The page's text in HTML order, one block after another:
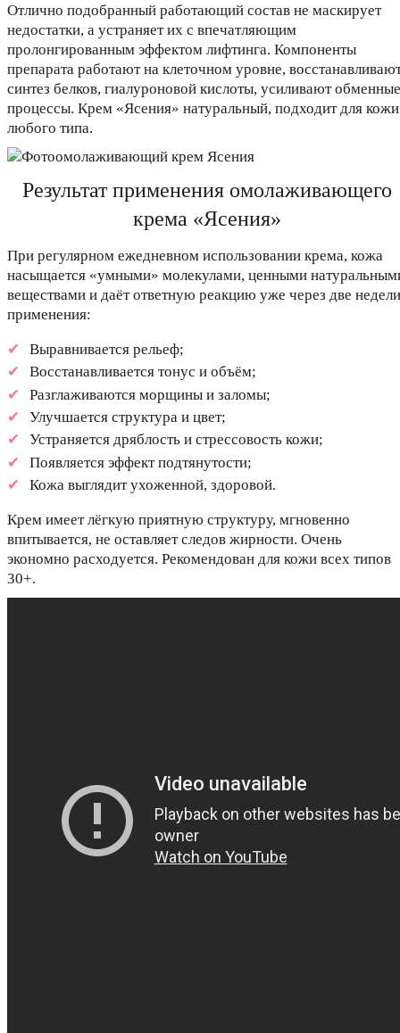
Отлично подобранный работающий состав не маскирует
недостатки, а устраняет их с впечатляющим
пролонгированным эффектом лифтинга. Компоненты
препарата работают на клеточном уровне,
синтез белков, гиалуроновой кислоты, усиливают обменные
процессы. Крем «Ясения» натуральный, подходит для кожи
любого типа.
Результат применения омолаживающего
крема «Ясения»
При регулярном ежедневном использовании крема, кожа
насыщается «умными» молекулами, ценными
веществами и даёт ответную реакцию уже через две недели
применения:
Выравнивается рельеф;
Восстанавливается тонус и объём;
Разглаживаются морщины и заломы;
Улучшается структура и цвет;
Устраняется дряблость и стрессовость кожи;
Появляется эффект подтянутости;
Кожа выглядит ухоженной, здоровой.
Крем имеет лёгкую приятную структуру, мгновенно
впитывается, не оставляет следов жирности. Очень
экономно расходуется. Рекомендован для кожи всех типов
30+.